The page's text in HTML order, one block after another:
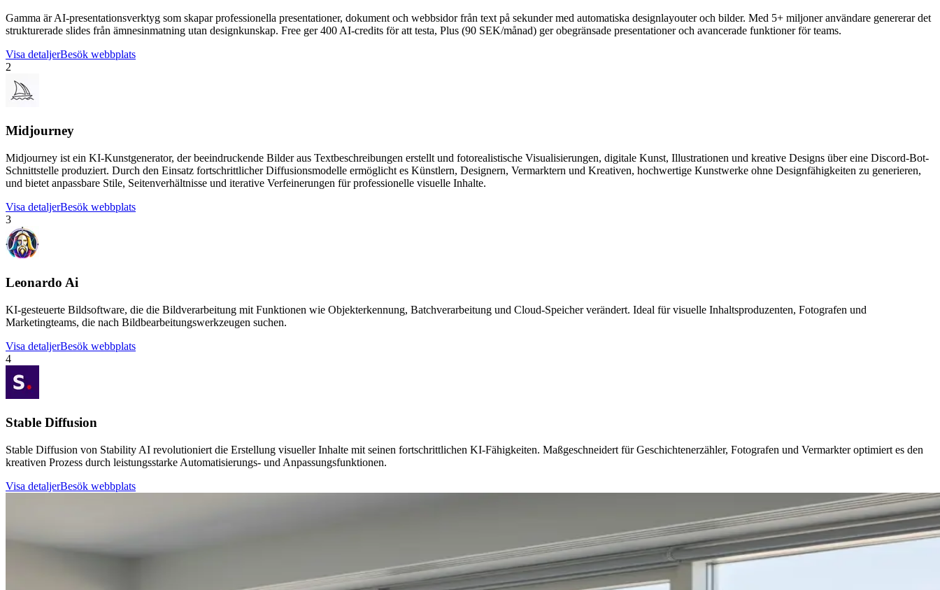
Gamma är AI-presentationsverktyg som skapar professionella presentationer, dokument och webbsidor från text på sekunder med automatiska designlayouter och bilder. Med 5+ miljoner användare genererar det
strukturerade slides från ämnesinmatning utan designkunskap. Free ger 400 AI-credits för att testa, Plus (90 SEK/månad) ger obegränsade presentationer och avancerade funktioner för teams.
Visa detaljerBesök webbplats
2
Midjourney
Midjourney ist ein KI-Kunstgenerator, der beeindruckende Bilder aus Textbeschreibungen erstellt und fotorealistische Visualisierungen, digitale Kunst, Illustrationen und kreative Designs über eine Discord-Bot-
Schnittstelle produziert. Durch den Einsatz fortschrittlicher Diffusionsmodelle ermöglicht es Künstlern, Designern, Vermarktern und Kreativen, hochwertige Kunstwerke ohne Designfähigkeiten zu generieren,
und bietet anpassbare Stile, Seitenverhältnisse und iterative Verfeinerungen für professionelle visuelle Inhalte.
Visa detaljerBesök webbplats
3
Leonardo Ai
KI-gesteuerte Bildsoftware, die die Bildverarbeitung mit Funktionen wie Objekterkennung, Batchverarbeitung und Cloud-Speicher verändert. Ideal für visuelle Inhaltsproduzenten, Fotografen und
Marketingteams, die nach Bildbearbeitungswerkzeugen suchen.
Visa detaljerBesök webbplats
4
Stable Diffusion
Stable Diffusion von Stability AI revolutioniert die Erstellung visueller Inhalte mit seinen fortschrittlichen KI-Fähigkeiten. Maßgeschneidert für Geschichtenerzähler, Fotografen und Vermarkter optimiert es den
kreativen Prozess durch leistungsstarke Automatisierungs- und Anpassungsfunktionen.
Visa detaljerBesök webbplats